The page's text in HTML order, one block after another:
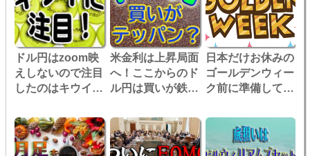
ドル円はzoom映
えしないので注目
したのはキウイで
米金利は上昇局面
へ！ここからのド
ル円は買いが鉄
日本だけお休みの
ゴールデンウィー
ク前に準備してお
ル/円と潜水艦の
関係も要チェッ
ク！